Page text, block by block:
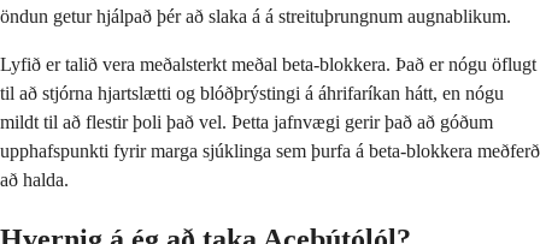
öndun getur hjálpað þér að slaka á á streituþrungnum augnablikum.
Lyfið er talið vera meðalsterkt meðal beta-blokkera. Það er nógu öflugt
til að stjórna hjartslætti og blóðþrýstingi á áhrifaríkan hátt, en nógu
mildt til að flestir þoli það vel. Þetta jafnvægi gerir það að góðum
upphafspunkti fyrir marga sjúklinga sem þurfa á beta-blokkera meðferð
að halda.